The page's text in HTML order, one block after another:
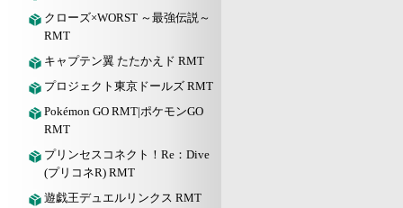
クローズ×WORST ～最強伝説～
RMT
キャプテン翼 たたかえド RMT
プロジェクト東京ドールズ RMT
Pokémon GO RMT|ポケモンGO
RMT
プリンセスコネクト！Re：Dive
(プリコネR) RMT
遊戯王デュエルリンクス RMT